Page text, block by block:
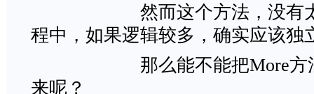
然而这个方法，没有太多
程中，如果逻辑较多，确实应该独
那么能不能把More方法中
来呢？